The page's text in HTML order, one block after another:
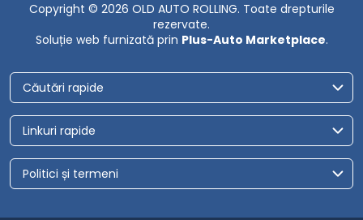
Copyright © 2026 OLD AUTO ROLLING. Toate drepturile
rezervate.
Soluție web furnizată prin Plus-Auto Marketplace.
Căutări rapide
Linkuri rapide
Politici și termeni